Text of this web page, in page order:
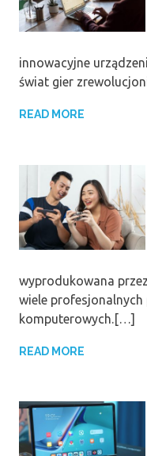
innowacyjne
świat gier
READ MORE
wyprodukowana
wiele
komputerowych.[…]
READ MORE